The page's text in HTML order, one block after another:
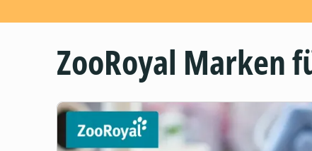
ZooRoyal Marken